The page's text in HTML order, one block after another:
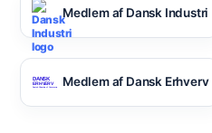
Medlem af Dansk Industri
Medlem af Dansk Erhverv